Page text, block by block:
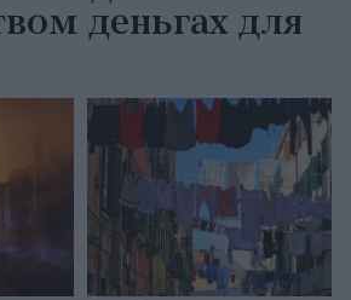
деньгах для